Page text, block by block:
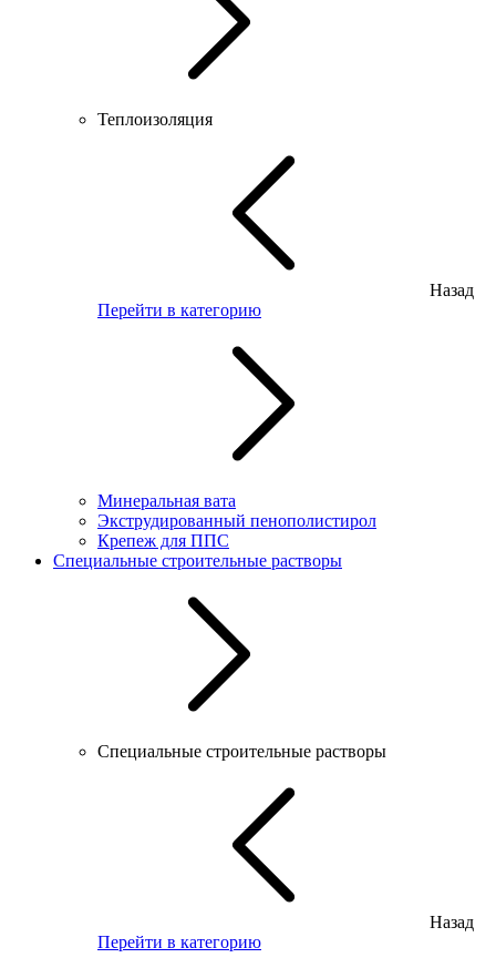
Теплоизоляция
Назад
Перейти в категорию
Минеральная вата
Экструдированный пенополистирол
Крепеж для ППС
Специальные строительные растворы
Специальные строительные растворы
Назад
Перейти в категорию